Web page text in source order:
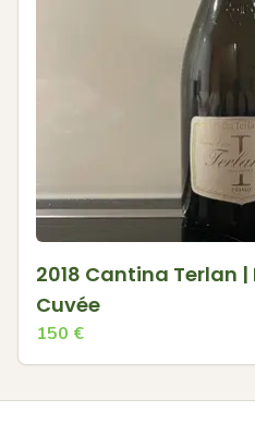
2018 Cantina Terlan
Cuvée
150 €